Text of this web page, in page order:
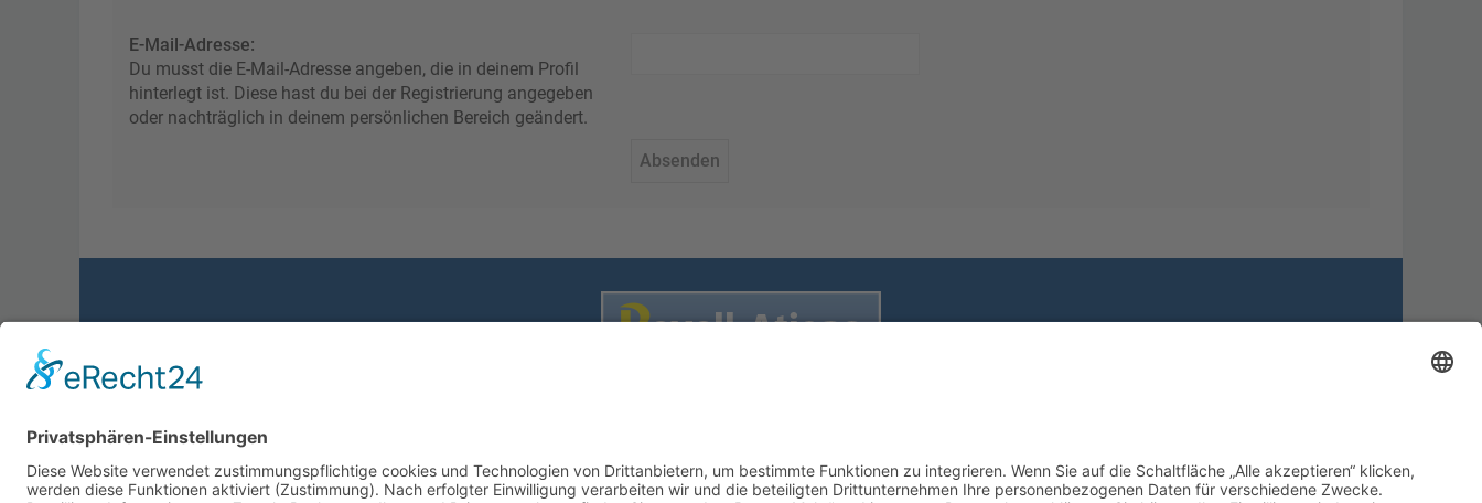
E-Mail-Adresse:
Du musst die E-Mail-Adresse angeben, die in deinem Profil
hinterlegt ist. Diese hast du bei der Registrierung angegeben
oder nachträglich in deinem persönlichen Bereich geändert.
Powered byphpBB™• Design byPlanetStyles•Datenschutz•Impressum